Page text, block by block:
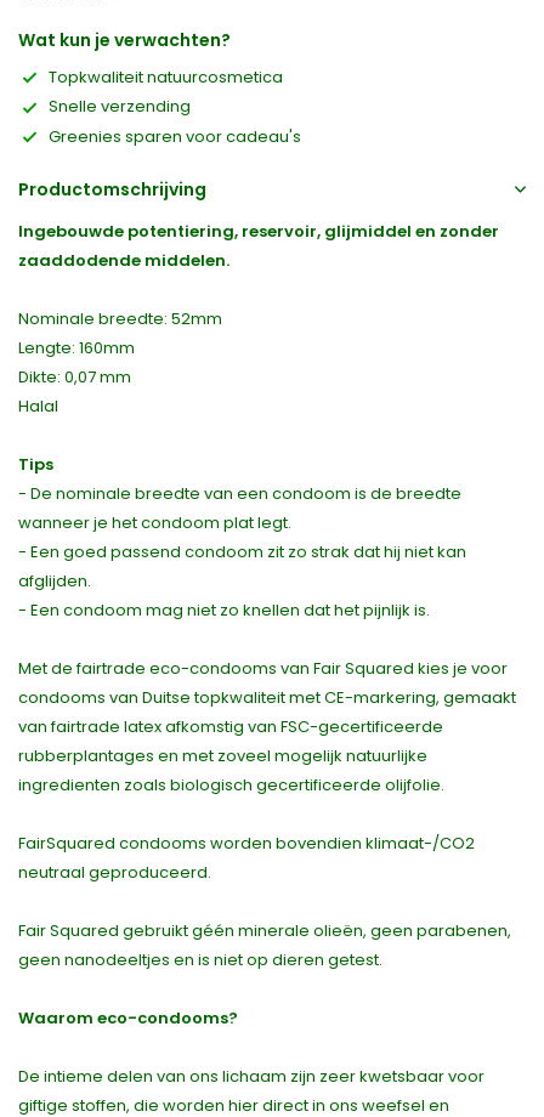
Wat kun je verwachten?
Topkwaliteit natuurcosmetica
Snelle verzending
Greenies sparen voor cadeau's
Productomschrijving
Ingebouwde potentiering, reservoir, glijmiddel en zonder
zaaddodende middelen.
Nominale breedte: 52mm
Lengte: 160mm
Dikte: 0,07 mm
Halal
Tips
- De nominale breedte van een condoom is de breedte
wanneer je het condoom plat legt.
- Een goed passend condoom zit zo strak dat hij niet kan
afglijden.
- Een condoom mag niet zo knellen dat het pijnlijk is.
Met de fairtrade eco-condooms van Fair Squared kies je voor
condooms van Duitse topkwaliteit met CE-markering, gemaakt
van fairtrade latex afkomstig van FSC-gecertificeerde
rubberplantages en met zoveel mogelijk natuurlijke
ingredienten zoals biologisch gecertificeerde olijfolie.
FairSquared condooms worden bovendien klimaat-/CO2
neutraal geproduceerd.
Fair Squared gebruikt géén minerale olieën, geen parabenen,
geen nanodeeltjes en is niet op dieren getest.
Waarom eco-condooms?
De intieme delen van ons lichaam zijn zeer kwetsbaar voor
giftige stoffen, die worden hier direct in ons weefsel en